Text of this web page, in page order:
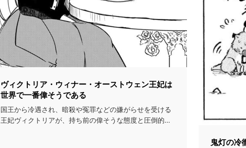
ヴィクトリア・ウィナー・オーストウェン王妃は
世界で一番偉そうである
国王から冷遇され、暗殺や冤罪などの嫌がらせを受ける
王妃ヴィクトリアが、持ち前の偉そうな態度と圧倒的な
鬼灯の冷